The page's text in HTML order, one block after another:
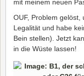
mit meinem neuen
OUF, Problem gelöst,
Legalität und habe
Bein stellen). Jetzt
in die Wüste lassen!